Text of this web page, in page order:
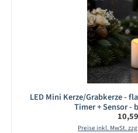
LED Mini Kerze/Grabkerze -
Timer + Sensor -
Preise inkl. MwSt.